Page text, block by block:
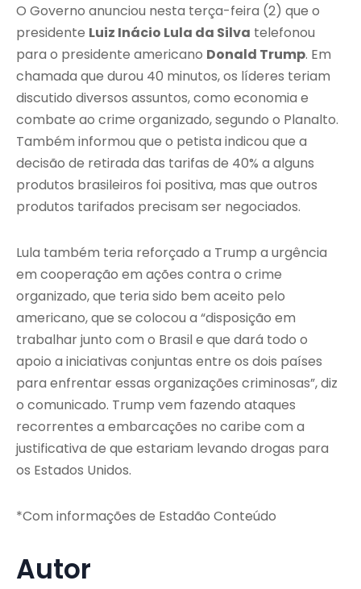
O Governo anunciou nesta terça-feira (2) que o
presidente Luiz Inácio Lula da Silva telefonou
para o presidente americano Donald Trump. Em
chamada que durou 40 minutos, os líderes teriam
discutido diversos assuntos, como economia e
combate ao crime organizado, segundo o Planalto.
Também informou que o petista indicou que a
decisão de retirada das tarifas de 40% a alguns
produtos brasileiros foi positiva, mas que outros
produtos tarifados precisam ser negociados.
Lula também teria reforçado a Trump a urgência
em cooperação em ações contra o crime
organizado, que teria sido bem aceito pelo
americano, que se colocou a “disposição em
trabalhar junto com o Brasil e que dará todo o
apoio a iniciativas conjuntas entre os dois países
para enfrentar essas organizações criminosas”, diz
o comunicado. Trump vem fazendo ataques
recorrentes a embarcações no caribe com a
justificativa de que estariam levando drogas para
os Estados Unidos.
*Com informações de Estadão Conteúdo
Autor